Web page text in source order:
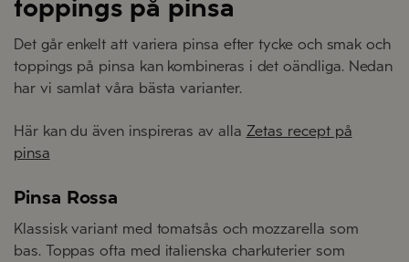
toppings på pinsa
Det går enkelt att variera pinsa efter tycke och smak och
toppings på pinsa kan kombineras i det oändliga. Nedan
har vi samlat våra bästa varianter.
Här kan du även inspireras av alla Zetas recept på
pinsa
Pinsa Rossa
Klassisk variant med tomatsås och mozzarella som
bas. Toppas ofta med italienska charkuterier som